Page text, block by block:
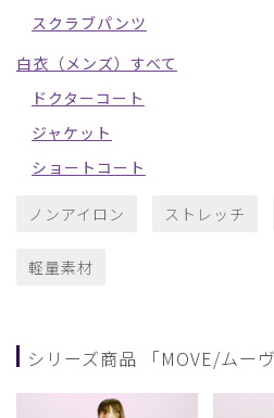
スクラブパンツ
白衣（メンズ）すべて
ドクターコート
ジャケット
ショートコート
ノンアイロン ストレッチ
軽量素材
シリーズ商品 「MOVE/ムーヴ